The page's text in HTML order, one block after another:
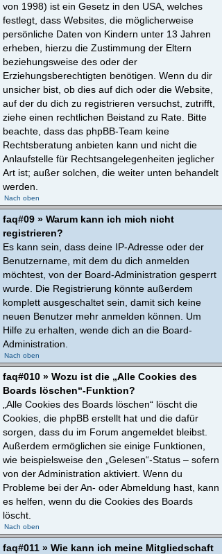
von 1998) ist ein Gesetz in den USA, welches
festlegt, dass Websites, die möglicherweise
persönliche Daten von Kindern unter 13 Jahren
erheben, hierzu die Zustimmung der Eltern
beziehungsweise des oder der
Erziehungsberechtigten benötigen. Wenn du dir
unsicher bist, ob dies auf dich oder die Website,
auf der du dich zu registrieren versuchst, zutrifft,
ziehe einen rechtlichen Beistand zu Rate. Bitte
beachte, dass das phpBB-Team keine
Rechtsberatung anbieten kann und nicht die
Anlaufstelle für Rechtsangelegenheiten jeglicher
Art ist; außer solchen, die weiter unten behandelt
werden.
Nach oben
faq#09 » Warum kann ich mich nicht
registrieren?
Es kann sein, dass deine IP-Adresse oder der
Benutzername, mit dem du dich anmelden
möchtest, von der Board-Administration gesperrt
wurde. Die Registrierung könnte außerdem
komplett ausgeschaltet sein, damit sich keine
neuen Benutzer mehr anmelden können. Um
Hilfe zu erhalten, wende dich an die Board-
Administration.
Nach oben
faq#010 » Wozu ist die „Alle Cookies des
Boards löschen“-Funktion?
„Alle Cookies des Boards löschen“ löscht die
Cookies, die phpBB erstellt hat und die dafür
sorgen, dass du im Forum angemeldet bleibst.
Außerdem ermöglichen sie einige Funktionen,
wie beispielsweise den „Gelesen“-Status – sofern
von der Administration aktiviert. Wenn du
Probleme bei der An- oder Abmeldung hast, kann
es helfen, wenn du die Cookies des Boards
löscht.
Nach oben
faq#011 » Wie kann ich meine Mitgliedschaft